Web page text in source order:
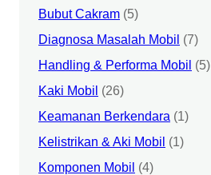
Bubut Cakram (5)
Diagnosa Masalah Mobil (7)
Handling & Performa Mobil (5)
Kaki Mobil (26)
Keamanan Berkendara (1)
Kelistrikan & Aki Mobil (1)
Komponen Mobil (4)